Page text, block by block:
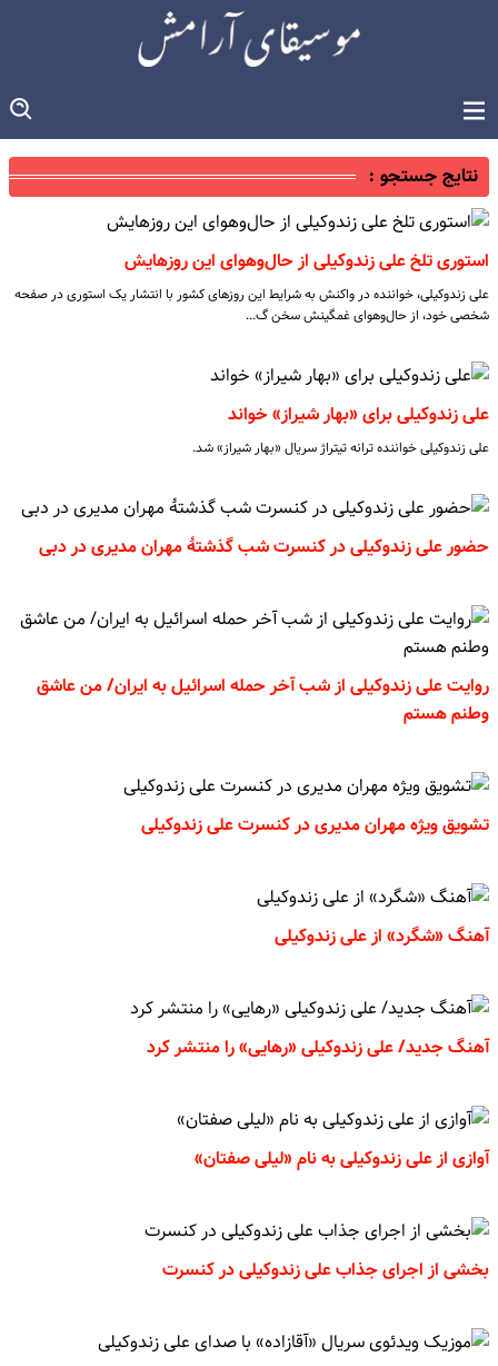
نتایج جستجو :
استوری تلخ علی زندوکیلی از حال‌وهوای این روزهایش
علی زندوکیلی، خواننده در واکنش به شرایط این روزهای کشور با انتشار یک استوری در صفحه
شخصی خود، از حال‌وهوای غمگینش سخن گ…
علی زندوکیلی برای «بهار شیراز» خواند
علی زندوکیلی خواننده ترانه تیتراژ سریال «بهار شیراز» شد.
حضور علی زندوکیلی در کنسرت شب گذشتۀ مهران مدیری در دبی
روایت علی زندوکیلی از شب آخر حمله اسرائیل به ایران/ من عاشق
وطنم هستم
تشویق ویژه مهران مدیری در کنسرت علی زندوکیلی
آهنگ «شگرد» از علی زندوکیلی
آهنگ جدید/ علی زندوکیلی «رهایی» را منتشر کرد
آوازی از علی زندوکیلی به نام «لیلی صفتان»
بخشی از اجرای جذاب علی زندوکیلی در کنسرت